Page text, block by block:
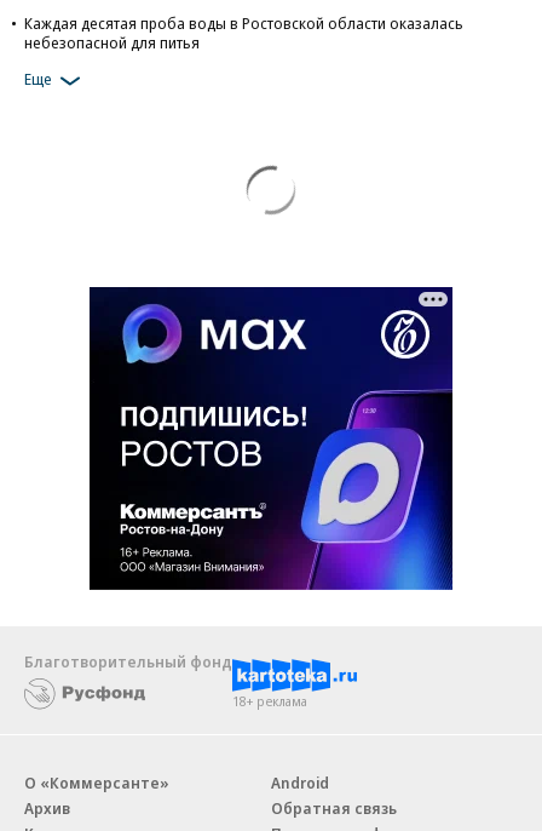
Каждая десятая проба воды в Ростовской области оказалась
небезопасной для питья
Еще
Благотворительный фонд
18+ реклама
О «Коммерсанте»
Архив
Android
Обратная связь